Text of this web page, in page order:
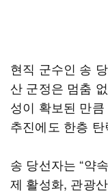
현직 군수인 송
산 군정은 멈춤
성이 확보된 만
추진에도 한층
송 당선자는 “약
제 활성화, 관광